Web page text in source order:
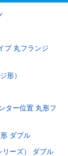
プ 丸フランジ
形）
ター位置 丸形フ
ダブル
リーズ） ダブル